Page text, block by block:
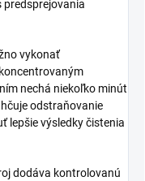
predsprejovania
vykonať
nechá niekoľko minút
odstraňovanie
lepšie výsledky čistenia
dodáva kontrolovanú